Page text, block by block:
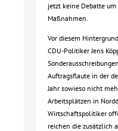
jetzt keine Debatte
Maßnahmen.
Vor diesem
CDU-Politiker Jens
Auftragsflaute in der
Jahr sowieso nicht
Arbeitsplätzen in
Wirtschaftspolitiker
reichen die zusätzlich